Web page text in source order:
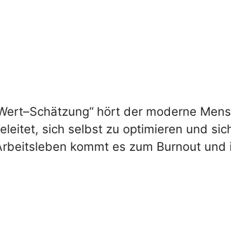
hört der moderne
sich selbst zu optimieren und
kommt es zum Burnout